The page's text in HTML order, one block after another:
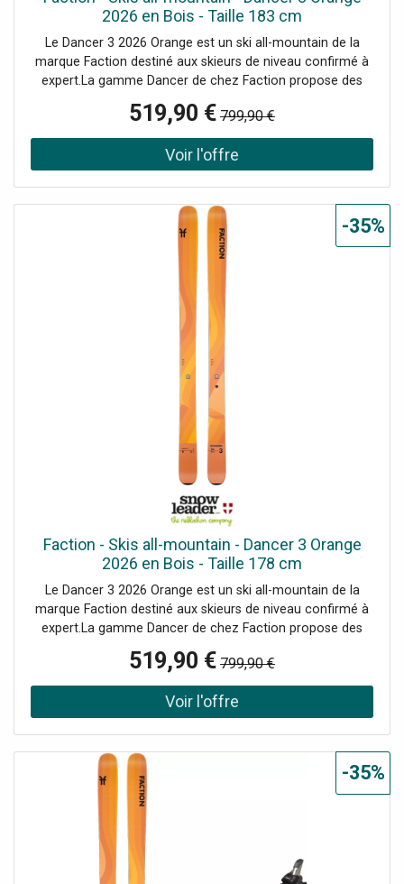
2026 en Bois - Taille 183 cm
Le Dancer 3 2026 Orange est un ski all-mountain de la
marque Faction destiné aux skieurs de niveau confirmé à
expert.La gamme Dancer de chez Faction propose des
à une utilisation all-mountain / freeride en fonction du
modèle. Dévaler des couloirs raides à toute vitesse,
traverser la neige trafollée sans se poser de questions, ou
encore flotter en poudreuse sera un vrai plaisir avec ces
titane, les skis de la gamme Dancer sont ultra-stables à
haute vitesse et absorberont les vibrations provoquées
par des conditions de neige compliquées. Avec un noyau
bois en peuplier, les Dancer offrent une grande légèreté et
un dynamisme hors-norme. Utilisé seul, le peuplier procure
du pop, ce qui permet notamment de bénéficier d'une
bonne accroche de carre sur piste.Résolument freeride
en spatule et d'un rocker plus léger en talon afin d'obtenir
un meilleur déjaugeage en neige fraîche et une maniabilité
accrue sur piste pour passer d'une carre à une autre en un
clin d'oeil. La construction sandwich offre des chants
droits sur la majeure partie du ski ce qui procure une
accroche optimale et un comportement vif dans toutes
les situations.Le Dancer 3 est prêt à envoyer sur tous les
terrains, avec une nette préférence pour le hors-piste !
519,90 € 799,90 €
Faction - Skis all-mountain - Dancer 3 Orange
2026 en Bois - Taille 178 cm
Le Dancer 3 2026 Orange est un ski all-mountain de la
marque Faction destiné aux skieurs de niveau confirmé à
expert.La gamme Dancer de chez Faction propose des
à une utilisation all-mountain / freeride en fonction du
modèle. Dévaler des couloirs raides à toute vitesse,
traverser la neige trafollée sans se poser de questions, ou
encore flotter en poudreuse sera un vrai plaisir avec ces
titane, les skis de la gamme Dancer sont ultra-stables à
haute vitesse et absorberont les vibrations provoquées
par des conditions de neige compliquées. Avec un noyau
bois en peuplier, les Dancer offrent une grande légèreté et
un dynamisme hors-norme. Utilisé seul, le peuplier procure
du pop, ce qui permet notamment de bénéficier d'une
bonne accroche de carre sur piste.Résolument freeride
519,90 € 799,90 €
-35%
-35%